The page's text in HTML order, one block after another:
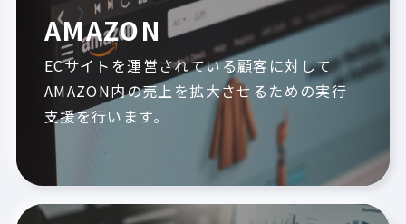
AMAZON
ECサイトを運営されている顧客に対して
AMAZON内の売上を拡大させるための実行
支援を行います。